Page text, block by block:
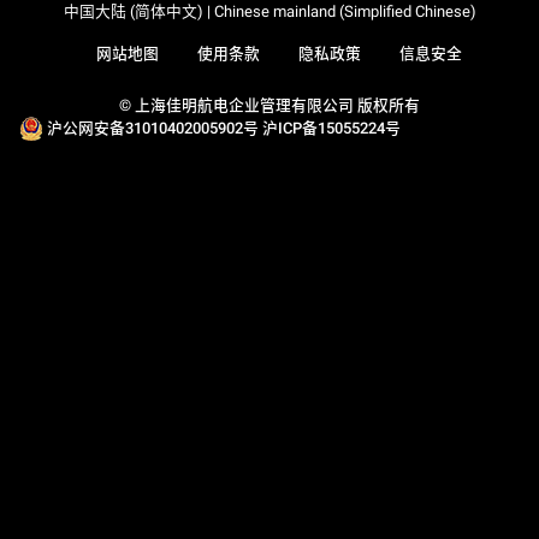
© 上海佳明航电企业管理有限公司 版权所有
沪公网安备31010402005902号 沪ICP备15055224号
网站地图 使用条款 隐私政策 信息安全
中国大陆 (简体中文) | Chinese mainland (Simplified Chinese)